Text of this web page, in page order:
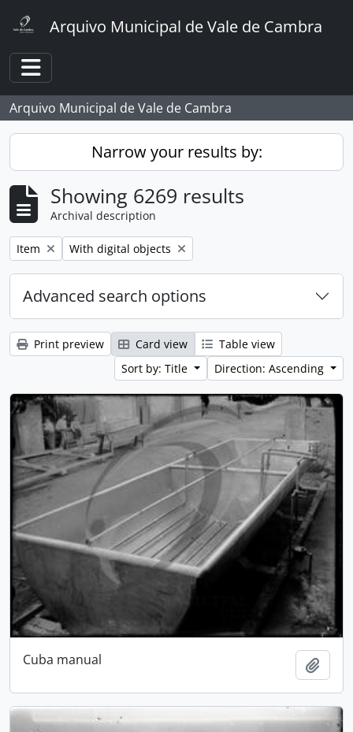
Arquivo Municipal de Vale de Cambra
Toggle navigation
Arquivo Municipal de Vale de Cambra
Narrow your results by:
Showing 6269 results
Archival description
Remove filter:
Item Remove filter:
With digital objects
Advanced search options
Print preview Card view
Table view
Sort by: Title
Direction: Ascending
Cuba manual